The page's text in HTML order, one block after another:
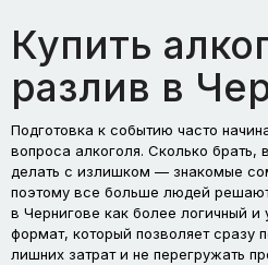
Купить
разлив в
Подготовка к событию часто
вопроса алкоголя. Сколько брать,
делать с излишком — знакомые
поэтому все больше людей решают
в Чернигове как более логичный и
формат, который позволяет сразу
лишних затрат и не перегружать